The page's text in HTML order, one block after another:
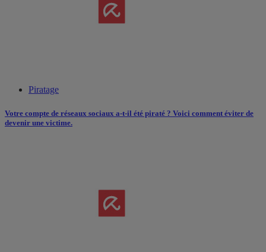
Piratage
Votre compte de réseaux sociaux a-t-il été piraté ? Voici comment éviter de
devenir une victime.